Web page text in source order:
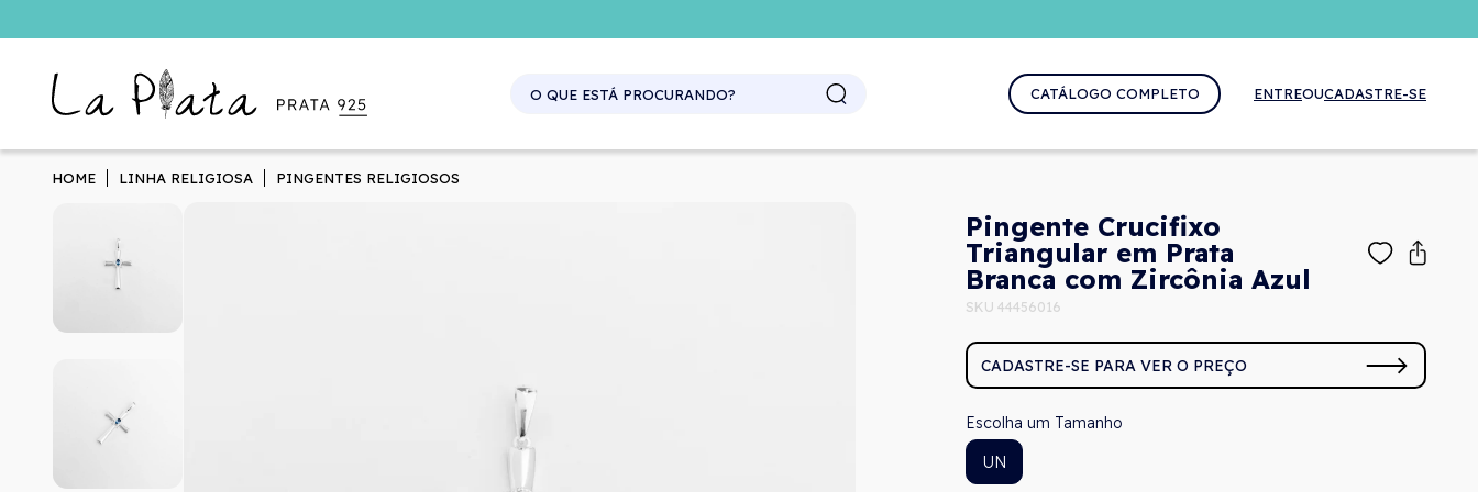
CATÁLOGO COMPLETO ENTREOUCADASTRE-SE
HOME LINHA RELIGIOSA PINGENTES RELIGIOSOS
Pingente Crucifixo
Triangular em Prata
Branca com Zircônia Azul
SKU 44456016
CADASTRE-SE PARA VER O PREÇO
Tamanho
UN